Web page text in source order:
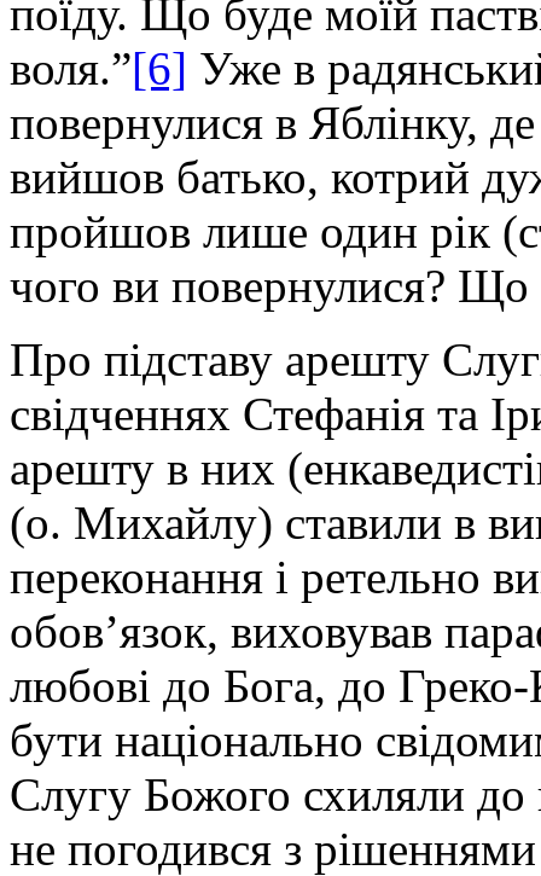
поїду. Що буде моїй
воля.”[6] Уже в
повернулися в Яблінку, де
вийшов батько, котрий
пройшов лише один рік
чого ви повернулися? Що
Про підставу арешту
свідченнях Стефанія та
арешту в них
(о. Михайлу) ставили в
переконання і ретельно
обов’язок, виховував
любові до Бога, до
бути національно
Слугу Божого схиляли до
не погодився з